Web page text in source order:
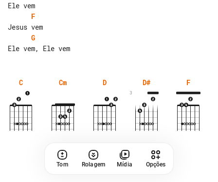
F
G
C Cm D D#
3
F
Tom Rolagem Mídia Opções